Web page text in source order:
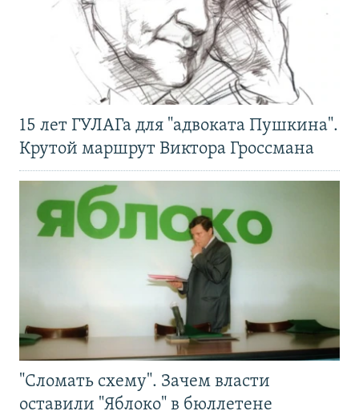
15 лет ГУЛАГа для "адвоката Пушкина".
Крутой маршрут Виктора Гроссмана
"Сломать схему". Зачем власти
оставили "Яблоко" в бюллетене